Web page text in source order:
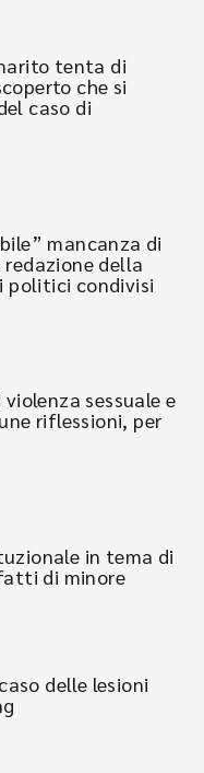
tenta di
che si
caso di
mancanza di
redazione della
politici condivisi
sessuale e
riflessioni, per
in tema di
di minore
delle lesioni